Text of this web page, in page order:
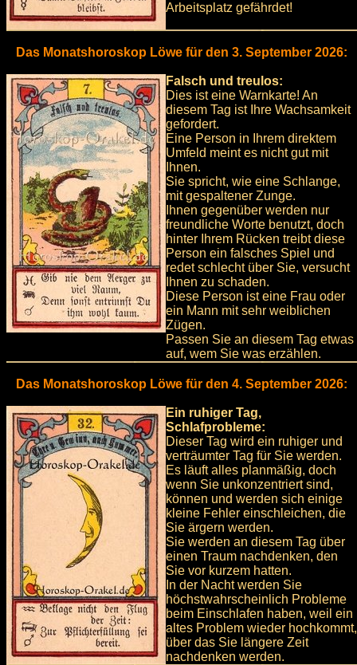
Arbeitsplatz gefährdet!
Das Monatshoroskop Löwe für den 3. September 2026:
Falsch und treulos:
Dies ist eine Warnkarte! An
diesem Tag ist Ihre Wachsamkeit
gefordert.
Eine Person in Ihrem direktem
Umfeld meint es nicht gut mit
Ihnen.
Sie spricht, wie eine Schlange,
mit gespaltener Zunge.
Ihnen gegenüber werden nur
freundliche Worte benutzt, doch
hinter Ihrem Rücken treibt diese
Person ein falsches Spiel und
redet schlecht über Sie, versucht
Ihnen zu schaden.
Diese Person ist eine Frau oder
ein Mann mit sehr weiblichen
Zügen.
Passen Sie an diesem Tag etwas
auf, wem Sie was erzählen.
Das Monatshoroskop Löwe für den 4. September 2026:
Ein ruhiger Tag,
Schlafprobleme:
Dieser Tag wird ein ruhiger und
verträumter Tag für Sie werden.
Es läuft alles planmäßig, doch
wenn Sie unkonzentriert sind,
können und werden sich einige
kleine Fehler einschleichen, die
Sie ärgern werden.
Sie werden an diesem Tag über
einen Traum nachdenken, den
Sie vor kurzem hatten.
In der Nacht werden Sie
höchstwahrscheinlich Probleme
beim Einschlafen haben, weil ein
altes Problem wieder hochkommt,
über das Sie längere Zeit
nachdenken werden.